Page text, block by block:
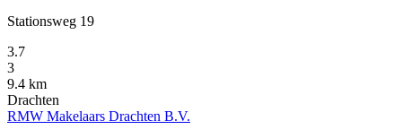
Stationsweg 19
3.7
3
9.4 km
Drachten
RMW Makelaars Drachten B.V.